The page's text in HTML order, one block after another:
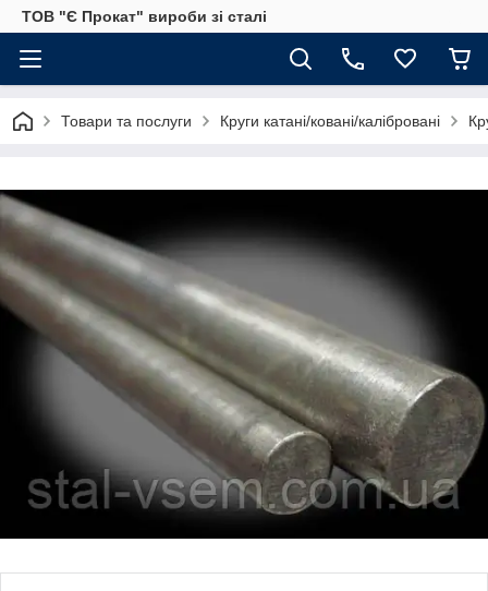
ТОВ "Є Прокат" вироби зі сталі
Товари та послуги Круги катані/ковані/калібровані